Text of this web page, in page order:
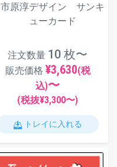
市原淳デザイン サンキ
ューカード
注文数量 10 枚〜
販売価格 ¥3,630(税
込)〜
(税抜¥3,300〜)
トレイに入れる